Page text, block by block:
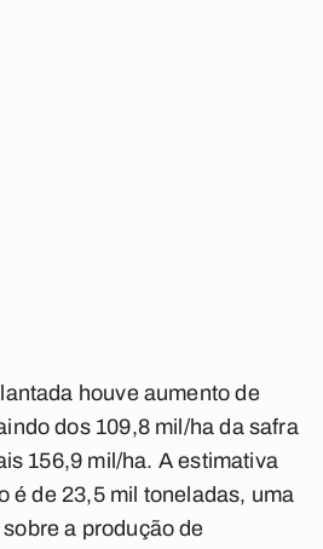
houve aumento de
dos 109,8 mil/ha da safra
156,9 mil/ha. A estimativa
é de 23,5 mil toneladas, uma
a produção de